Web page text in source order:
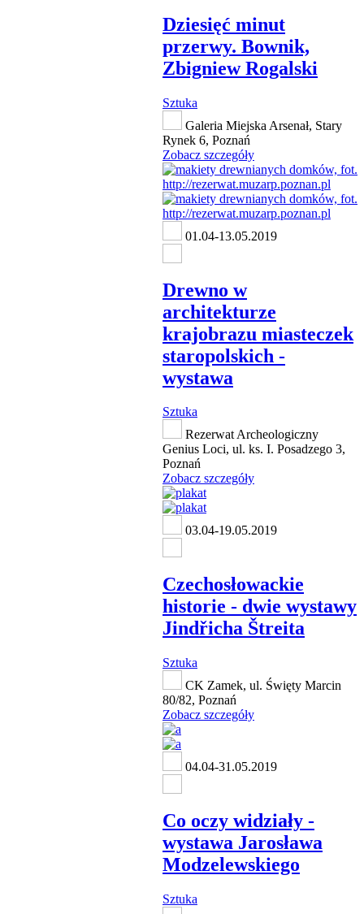
Dziesięć minut
przerwy. Bownik,
Zbigniew Rogalski
Sztuka
Galeria Miejska Arsenał, Stary
Rynek 6, Poznań
Zobacz szczegóły
01.04-13.05.2019
Drewno w
architekturze
krajobrazu miasteczek
staropolskich -
wystawa
Sztuka
Rezerwat Archeologiczny
Genius Loci, ul. ks. I. Posadzego 3,
Poznań
Zobacz szczegóły
03.04-19.05.2019
Czechosłowackie
historie - dwie wystawy
Jindřicha Štreita
Sztuka
CK Zamek, ul. Święty Marcin
80/82, Poznań
Zobacz szczegóły
04.04-31.05.2019
Co oczy widziały -
wystawa Jarosława
Modzelewskiego
Sztuka